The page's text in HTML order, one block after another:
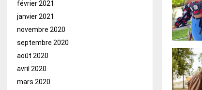
février 2021
janvier 2021
novembre 2020
septembre 2020
août 2020
avril 2020
mars 2020